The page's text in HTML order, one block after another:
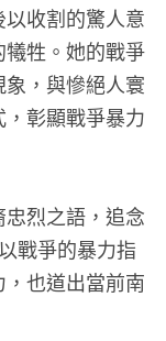
收割的驚人意
牲。她的戰爭
，與慘絕人寰
彰顯戰爭暴力
烈之語，追念
戰爭的暴力指
也道出當前南